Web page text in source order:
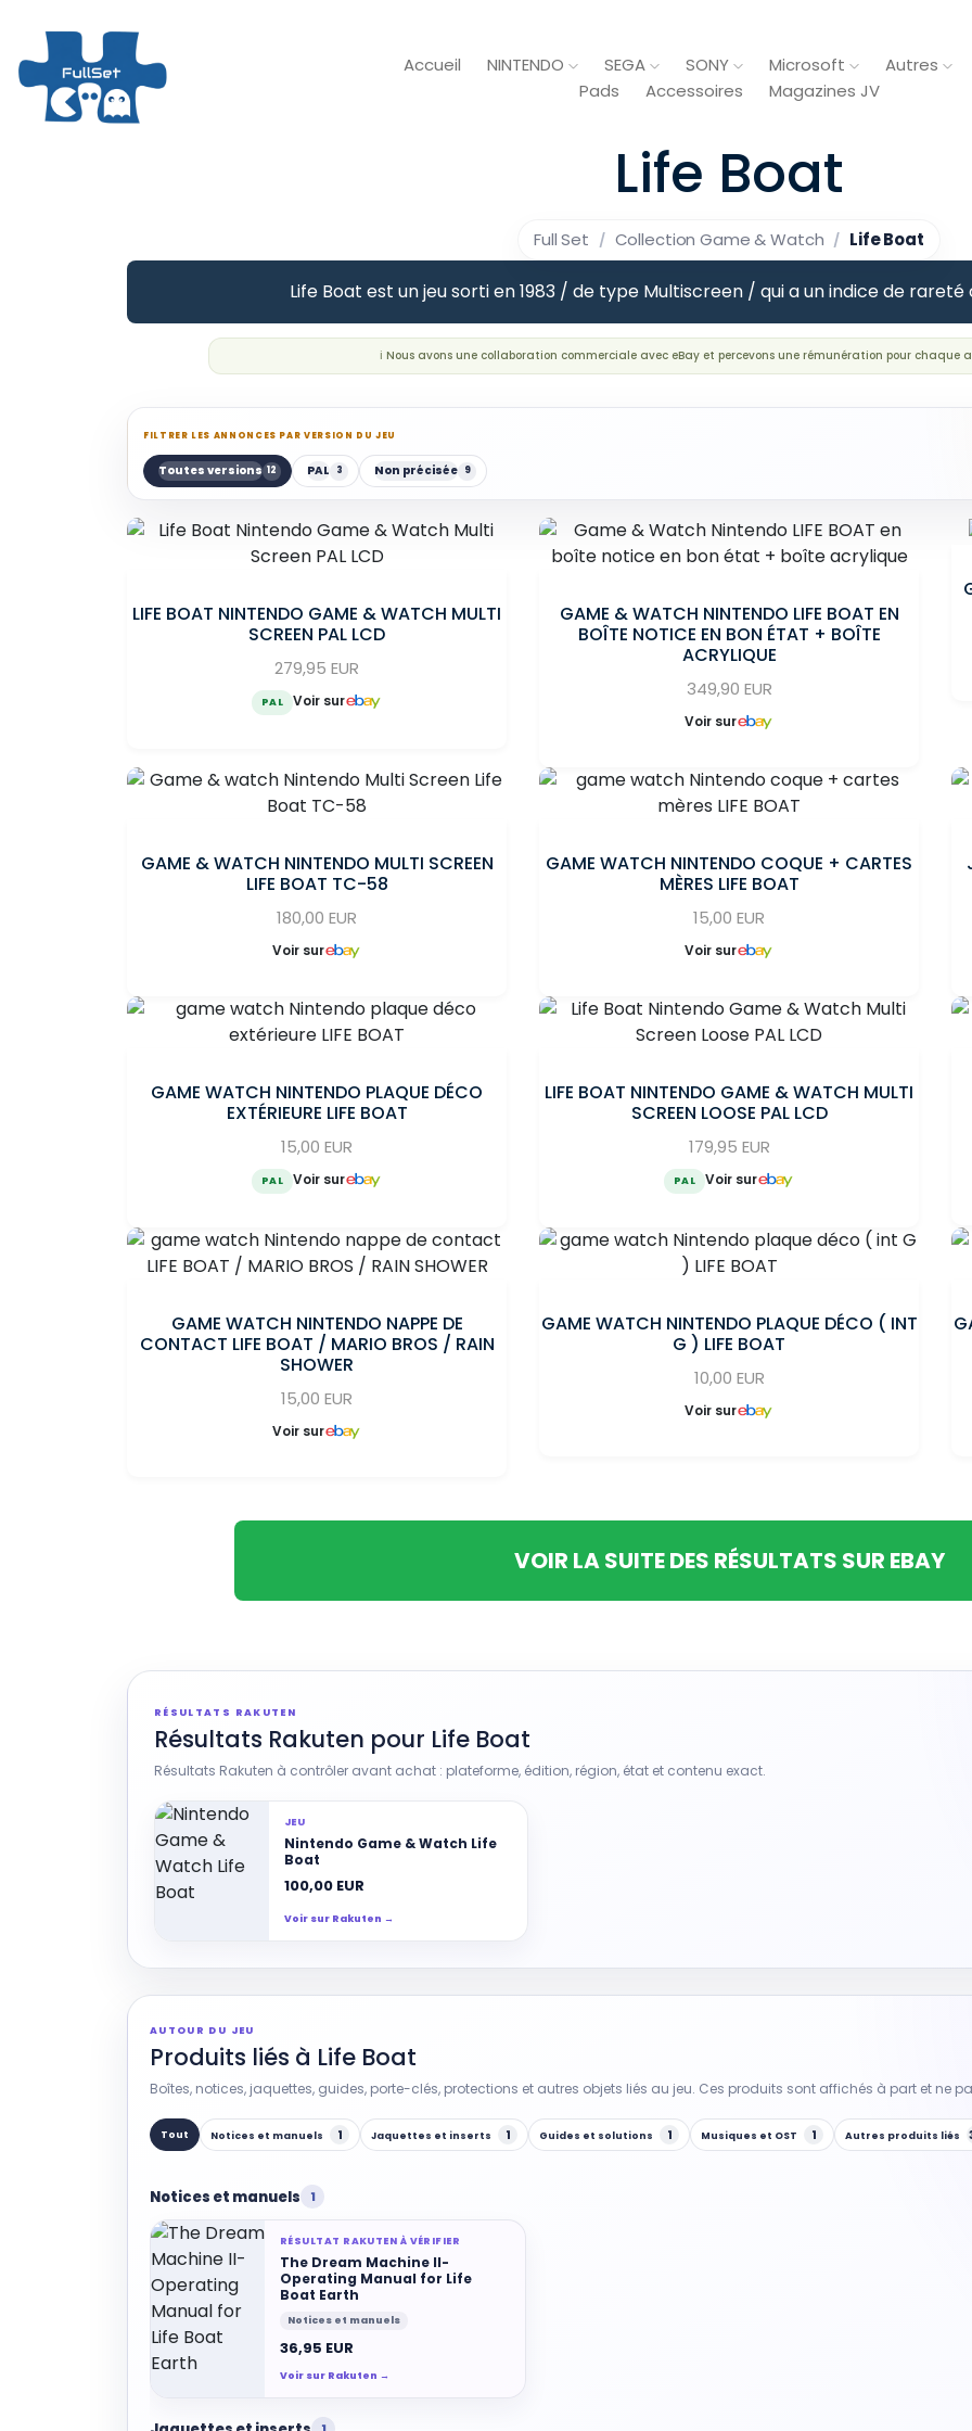
Accueil NINTENDO SEGA SONY Microsoft
Autres
Pads
Accessoires Magazines JV
Life Boat
Full Set Collection Game & Watch Life Boat
Life Boat est un jeu sorti en 1983 / de type Multiscreen / qui a un indice de
ℹ️ Nous avons une collaboration commerciale avec eBay et percevons une rémunération pour chaque
FILTRER LES ANNONCES PAR VERSION DU JEU
Toutes versions 12 PAL 3 Non précisée 9
LIFE BOAT NINTENDO GAME & WATCH MULTI
SCREEN PAL LCD
279,95 EUR
PAL Voir sur
GAME & WATCH NINTENDO LIFE BOAT EN
BOÎTE NOTICE EN BON ÉTAT + BOÎTE
ACRYLIQUE
349,90 EUR
Voir sur
GAME & WATCH NINTENDO MULTI SCREEN
LIFE BOAT TC-58
180,00 EUR
Voir sur
GAME WATCH NINTENDO COQUE + CARTES
MÈRES LIFE BOAT
15,00 EUR
Voir sur
GAME WATCH NINTENDO PLAQUE DÉCO
EXTÉRIEURE LIFE BOAT
15,00 EUR
PAL Voir sur
LIFE BOAT NINTENDO GAME & WATCH MULTI
SCREEN LOOSE PAL LCD
179,95 EUR
PAL Voir sur
GAME WATCH NINTENDO NAPPE DE
CONTACT LIFE BOAT / MARIO BROS / RAIN
SHOWER
15,00 EUR
Voir sur
GAME WATCH NINTENDO PLAQUE DÉCO ( INT
G ) LIFE BOAT
10,00 EUR
Voir sur
VOIR LA SUITE DES RÉSULTATS SUR EBAY
RÉSULTATS RAKUTEN
Résultats Rakuten pour Life Boat
Résultats Rakuten à contrôler avant achat : plateforme, édition, région, état et contenu exact.
JEU
Nintendo Game & Watch Life
Boat
100,00 EUR
Voir sur Rakuten →
AUTOUR DU JEU
Produits liés à Life Boat
Boîtes, notices, jaquettes, guides, porte-clés, protections et autres objets liés au jeu. Ces produits sont affichés à part et ne
Tout Notices et manuels 1 Jaquettes et inserts 1 Guides et solutions 1 Musiques et OST 1 Autres produits liés
Notices et manuels 1
RÉSULTAT RAKUTEN À VÉRIFIER
The Dream Machine II-
Operating Manual for Life
Boat Earth
Notices et manuels
36,95 EUR
Voir sur Rakuten →